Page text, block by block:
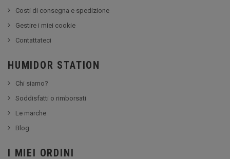
Costi di consegna e spedizione
Gestire i miei cookie
Contattateci
HUMIDOR STATION
Chi siamo?
Soddisfatti o rimborsati
Le marche
Blog
I MIEI ORDINI